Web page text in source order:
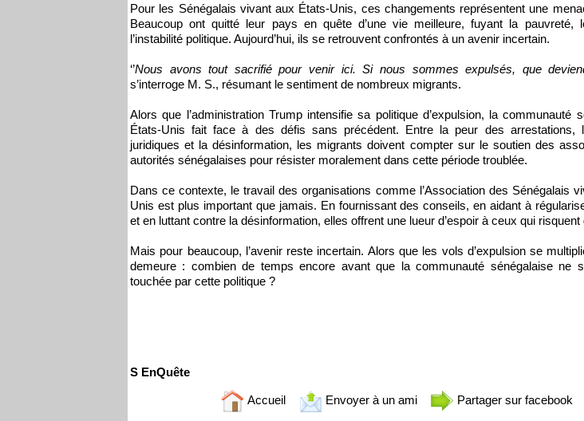
Pour les Sénégalais vivant aux États-Unis, ces changements représentent une
Beaucoup ont quitté leur pays en quête d’une vie meilleure, fuyant la pauvreté,
l’instabilité politique. Aujourd’hui, ils se retrouvent confrontés à un avenir incertain.
‘’Nous avons tout sacrifié pour venir ici. Si nous sommes expulsés, que
s’interroge M. S., résumant le sentiment de nombreux migrants.
Alors que l’administration Trump intensifie sa politique d’expulsion, la communauté
États-Unis fait face à des défis sans précédent. Entre la peur des arrestations,
juridiques et la désinformation, les migrants doivent compter sur le soutien des
autorités sénégalaises pour résister moralement dans cette période troublée.
Dans ce contexte, le travail des organisations comme l’Association des Sénégalais
Unis est plus important que jamais. En fournissant des conseils, en aidant à
et en luttant contre la désinformation, elles offrent une lueur d’espoir à ceux qui risquent
Mais pour beaucoup, l’avenir reste incertain. Alors que les vols d’expulsion se
demeure : combien de temps encore avant que la communauté sénégalaise ne
touchée par cette politique ?
S EnQuête
Accueil Envoyer à un ami Partager sur facebook